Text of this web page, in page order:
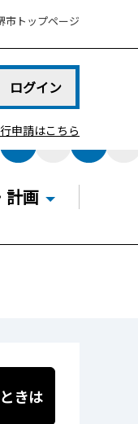
市トップページ
ログイン
申請はこちら
計画
きは